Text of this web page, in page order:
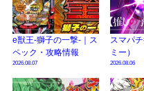
日遊協、ファン調査2025を発表｜
歴20年以上が50％以上」等々…
【2025年】エイプリルフール話題
月1日】
e獣王-獅子の一撃-｜ス
ペック・攻略情報
2026.08.07
スマパ
ミー）
2026.08.06